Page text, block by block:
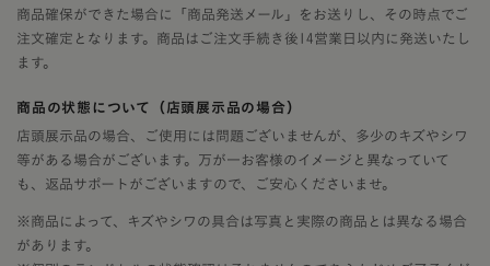
商品確保ができた場合に「商品発送メール」をお送りし、その時点でご
注文確定となります。商品はご注文手続き後14営業日以内に発送いたし
ます。
商品の状態について（店頭展示品の場合）
店頭展示品の場合、ご使用には問題ございませんが、多少のキズやシワ
等がある場合がございます。万が一お客様のイメージと異なっていて
も、返品サポートがございますので、ご安心くださいませ。
※商品によって、キズやシワの具合は写真と実際の商品とは異なる場合
があります。